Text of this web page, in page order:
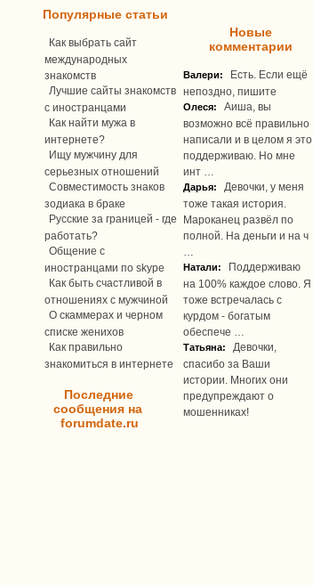
Популярные статьи
Как выбрать сайт
международных
знакомств
Лучшие сайты знакомств
с иностранцами
Как найти мужа в
интернете?
Ищу мужчину для
серьезных отношений
Совместимость знаков
зодиака в браке
Русские за границей - где
работать?
Общение с
иностранцами по skype
Как быть счастливой в
отношениях с мужчиной
О скаммерах и черном
списке женихов
Как правильно
знакомиться в интернете
Последние
сообщения на
forumdate.ru
Новые
комментарии
Валери: Есть. Если ещё
непоздно, пишите
Олеся:
Аиша, вы
возможно всё правильно
написали и в целом я это
поддерживаю. Но мне
инт …
Дарья:
Девочки, у меня
тоже такая история.
Мароканец развёл по
полной. На деньги и на ч
Натали:
Поддерживаю
на 100% каждое слово. Я
тоже встречалась с
курдом - богатым
обеспече …
Татьяна:
Девочки,
спасибо за Ваши
истории. Многих они
предупреждают о
мошенниках!